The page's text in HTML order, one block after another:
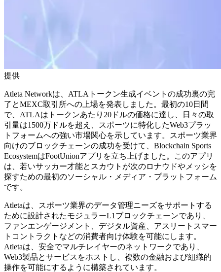
提供
Atleta Networkは、ATLAトークン生成イベントの成功裏の完
了とMEXC取引所への上場を発表しました。最初の10日間
で、ATLAはトークンあたり20ドルの価格に達し、日々の取
引量は1500万ドルを超え、スポーツに特化したWeb3プラッ
トフォームへの強い市場関心を示しています。スポーツ業界
向けのブロックチェーンの成功を受けて、Blockchain Sports
EcosystemはFootUnionアプリを立ち上げました。このアプリ
は、若いサッカー才能とスカウトが次のロナウドやメッシを
探すための最初のソーシャル・メディア・プラットフォーム
です。
Atletaは、スポーツ業界のデータ管理ニーズをサポートする
ために設計されたモジュラーL1ブロックチェーンであり、
ファンエンゲージメント、デジタル資産、アスリートスマー
トコントラクトなどの消費者向け体験を可能にします。
Atletaは、安全でマルチレイヤーのネットワークであり、
Web3製品とサービスをホストし、複数の金融および組織的
操作を可能にするように構築されています。